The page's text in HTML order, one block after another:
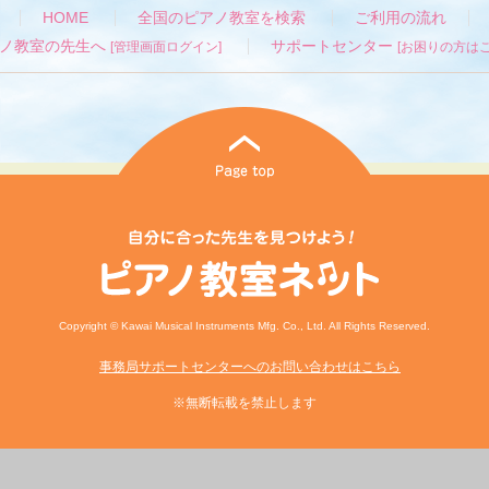
HOME 全国のピアノ教室を検索
ご利用の流れ
教室の先生へ [管理画面ログイン] サポートセンター [お困りの方は
Copyright © Kawai Musical Instruments Mfg. Co., Ltd. All Rights Reserved.
事務局サポートセンターへのお問い合わせはこちら
※無断転載を禁止します